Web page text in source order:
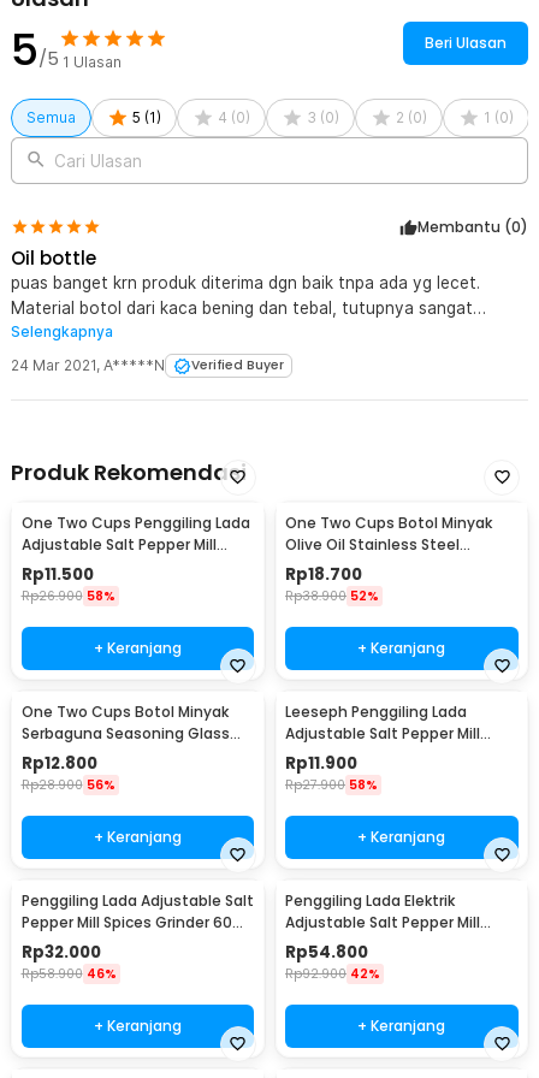
Kelengkapan Produk
Rincian yang Anda dapatkan untuk pembelian produk ini:
1 x One Two Cups Botol Minyak Olive Oil Bottle Leak-proof -
5/5 1 Ulasan
Beri Ulasan
Semua 5 (1 ) 4 (0) 3 (0) 2 (0) 1 (0)
Cari Ulasan
Membantu (0)
Oil bottle
puas banget krn produk diterima dgn baik tnpa ada yg lecet.
Material botol dari kaca bening dan tebal, tutupnya sangat
praktis utk di aplikasikan. paket diterima hanya dlm waktu 1 hari??,
seller selalu update, delivery service kerennnn abis cepet bgt
diantarnya dan sampai dgn aman??
Selengkapnya
24 Mar 2021, A*****N Verified Buyer
Produk Rekomendasi
One Two Cups Penggiling Lada
Adjustable Salt Pepper Mill
Grinder 160ml - M15996
Rp11.500
Rp26.900 58%
+ Keranjang
One Two Cups Botol Minyak
Olive Oil Stainless Steel
Platted 500ml - OT50
Rp18.700
Rp38.900 52%
+ Keranjang
One Two Cups Botol Minyak
Serbaguna Seasoning Glass
Jar 630ml - CY180
Rp12.800
Rp28.900 56%
+ Keranjang
Leeseph Penggiling Lada
Adjustable Salt Pepper Mill
Grinder 80ml - M1599
Rp11.900
Rp27.900 58%
+ Keranjang
Penggiling Lada Adjustable Salt
Pepper Mill Spices Grinder 60ml
- CIQ
Rp32.000
Rp58.900 46%
+ Keranjang
Penggiling Lada Elektrik
Adjustable Salt Pepper Mill
Grinder 100ml - 15CE7
Rp54.800
Rp92.900 42%
+ Keranjang